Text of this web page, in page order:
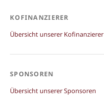
KOFINANZIERER
Übersicht unserer Kofinanzierer
SPONSOREN
Übersicht unserer Sponsoren